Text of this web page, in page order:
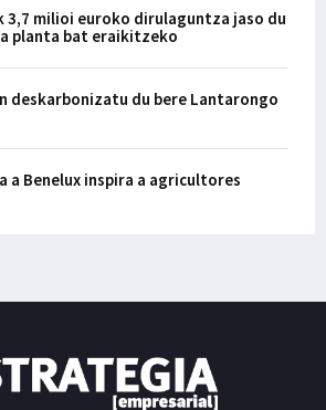
3,7 milioi euroko dirulaguntza jaso du
planta bat eraikitzeko
deskarbonizatu du bere Lantarongo
a Benelux inspira a agricultores